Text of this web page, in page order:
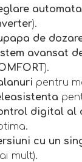
).
de
avansat
).
pentru
digital al
cu un
mult).